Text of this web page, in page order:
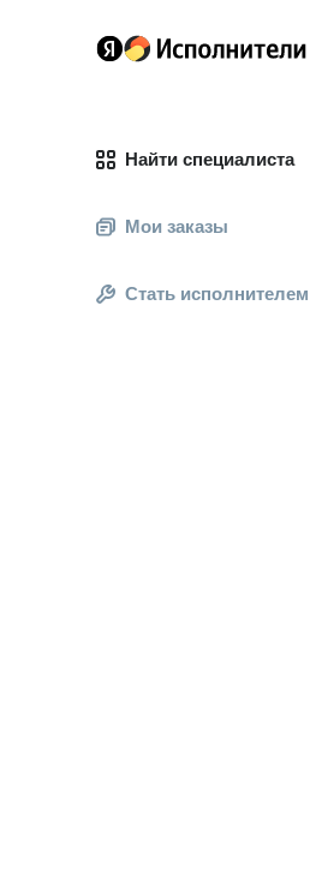
Найти специалиста
Мои заказы
Стать исполнителем